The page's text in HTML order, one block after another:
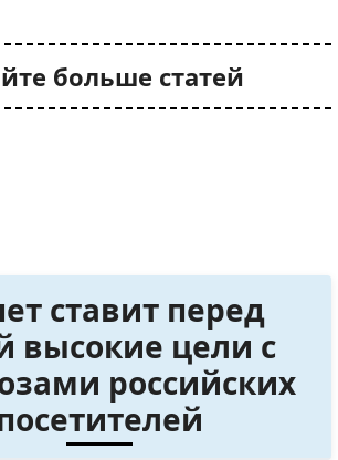
больше статей
ставит перед
высокие цели с
российских